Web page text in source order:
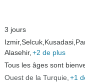
3 jours
Izmir,Selcuk, Kusadasi,
Alasehir, +2 de plus
Tous les âges sont
Ouest de la Turquie +1